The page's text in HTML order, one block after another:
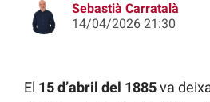
Sebastià Carratalà
14/04/2026 21:30
El 15 d’abril del 1885va